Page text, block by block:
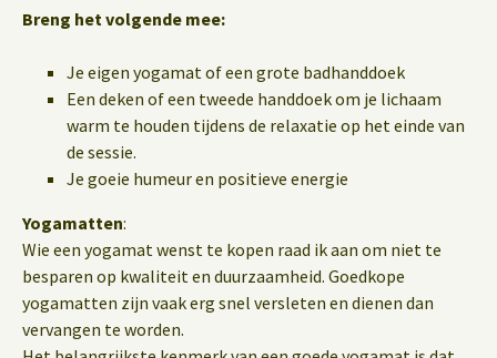
Breng het volgende mee:
Je eigen yogamat of een grote badhanddoek
Een deken of een tweede handdoek om je lichaam
warm te houden tijdens de relaxatie op het einde van
de sessie.
Je goeie humeur en positieve energie
Yogamatten:
Wie een yogamat wenst te kopen raad ik aan om niet te
besparen op kwaliteit en duurzaamheid. Goedkope
yogamatten zijn vaak erg snel versleten en dienen dan
vervangen te worden.